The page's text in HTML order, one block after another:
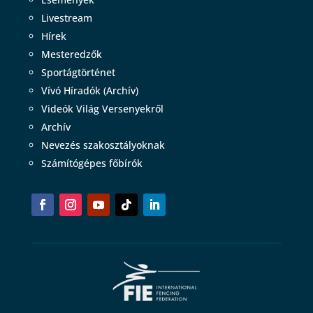
Livestream
Hírek
Mesteredzők
Sportágtörténet
Vívó Híradók (Archív)
Videók Világ Versenyekről
Archív
Nevezés szakosztályoknak
Számítógépes főbírók